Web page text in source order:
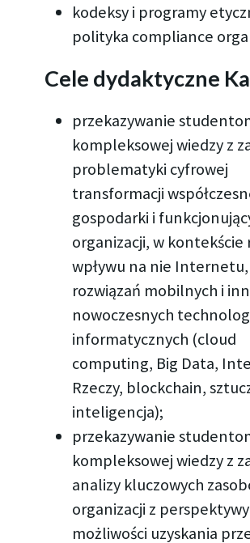
kodeksy i programy
polityka compliance
Cele dydaktyczne
przekazywanie
kompleksowej wiedzy z
problematyki cyfrowej
transformacji
gospodarki i
organizacji, w kontekście
wpływu na nie Internetu,
rozwiązań mobilnych i
nowoczesnych
informatycznych (cloud
computing, Big Data,
Rzeczy, blockchain,
inteligencja);
przekazywanie
kompleksowej wiedzy z
analizy kluczowych
organizacji z perspektywy
możliwości uzyskania